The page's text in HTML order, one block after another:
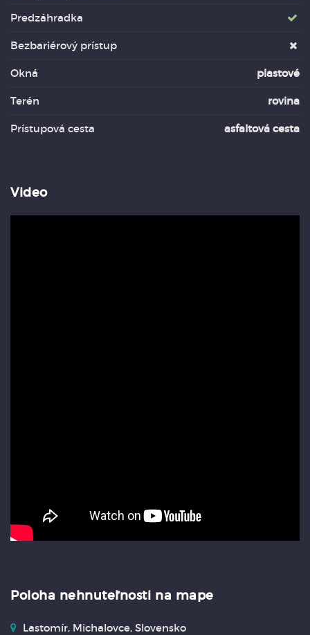
Predzáhradka
Bezbariérový prístup
Okná plastové
Terén rovina
Prístupová cesta asfaltová cesta
Video
Poloha nehnuteľnosti na mape
Lastomír, Michalovce, Slovensko